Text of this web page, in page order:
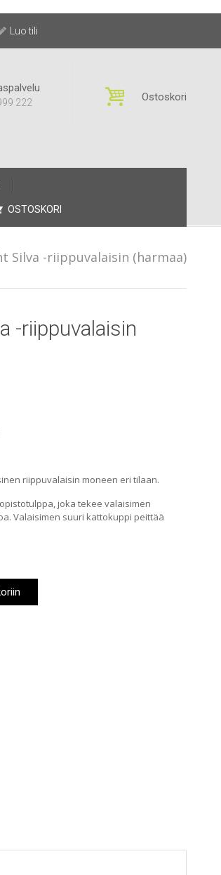
Luo tili
222 Ostoskori
OSTOSKORI
Silva -riippuvalaisin (harmaa)
-riippuvalaisin
riippuvalaisin moneen eri tilaan.
joka tekee valaisimen
Valaisimen suuri kattokuppi peittää